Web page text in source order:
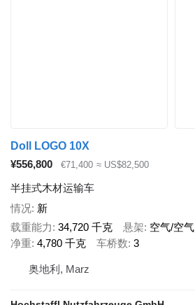
Doll LOGO 10X
¥556,800
€71,400 ≈ US$82,500
半挂式木材运输车
情况 新
载重能力 34,720 千克 悬架 空气/空气
净重 4,780 千克 车桥数 3
奥地利, Marz